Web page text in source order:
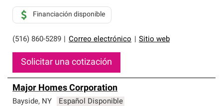
(516) 860-5289 Correo electrónico Sitio web
Financiación disponible
Solicitar una cotización
Major Homes Corporation
Bayside, NY Español Disponible